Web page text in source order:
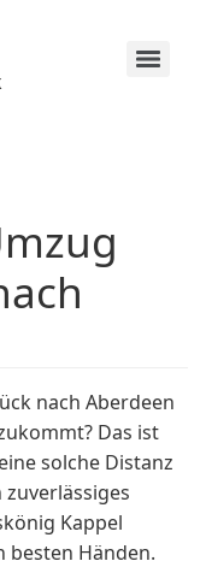
nach Aberdeen
Das ist
solche Distanz
Kappel
besten Händen.